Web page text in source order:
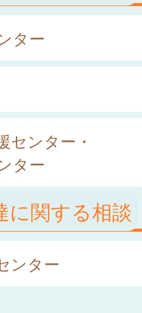
ター
センター・
ター
に関する相談
ンター